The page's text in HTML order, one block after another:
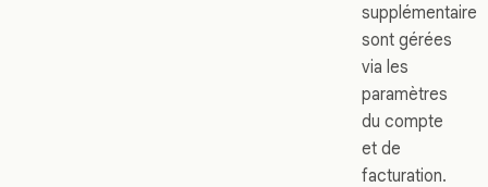
supplémentaire
sont gérées
via les
paramètres
du compte
et de
facturation.